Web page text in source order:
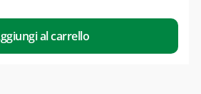
al carrello